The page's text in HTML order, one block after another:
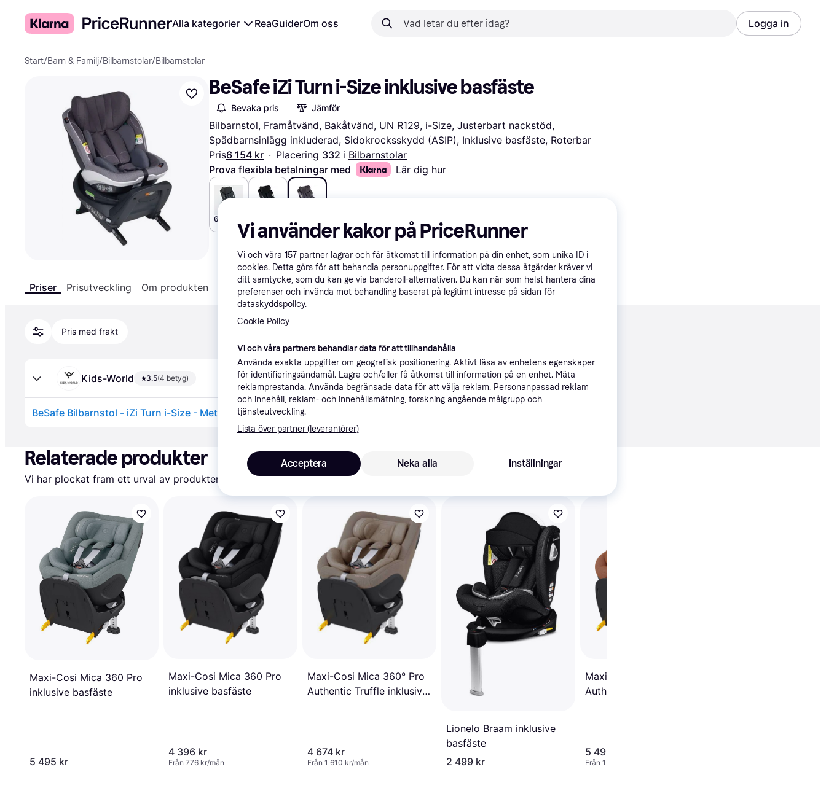
Alla kategorier ReaGuiderOm oss Logga in
Start/Barn & Familj/Bilbarnstolar/Bilbarnstolar
BeSafe iZi Turn i-Size inklusive basfäste
Bevaka pris Jämför
Bilbarnstol, Framåtvänd, Bakåtvänd, UN R129, i-Size, Justerbart nackstöd,
Spädbarnsinlägg inkluderad, Sidokrocksskydd (ASIP), Inklusive basfäste, Roterbar
Pris6 154 kr · Placering 332 i Bilbarnstolar
Prova flexibla betalningar med
Lär dig hur
6 377 kr
Priser Prisutveckling Om produkten Specifikationer
Pris med frakt
Kids-World 3.5(4 betyg)
Relaterade produkter
Vi har plockat fram ett urval av produkter som kanske skulle intressera dig.
Maxi-Cosi Mica 360 Pro
inklusive basfäste
5 495 kr
Maxi-Cosi Mica 360 Pro
inklusive basfäste
4 396 kr
Från 776 kr/mån
Maxi-Cosi Mica 360° Pro
Authentic Truffle inklusive
4 674 kr
Från 1 610 kr/mån
Lionelo Braam inklusive
basfäste
2 499 kr
Maxi-Cosi Mica 360 Pro
Authentic Terra inklusive
5 499 kr
Från 1 894 kr/mån
Vi använder kakor på PriceRunner
Vi och våra 157 partner lagrar och får åtkomst till information på din enhet, som unika ID i
cookies. Detta görs för att behandla personuppgifter. För att vidta dessa åtgärder kräver vi
ditt samtycke, som du kan ge via banderoll-alternativen. Du kan när som helst hantera dina
preferenser och invända mot behandling baserat på legitimt intresse på sidan för
dataskyddspolicy.
Cookie Policy
Vi och våra partners behandlar data för att tillhandahålla
Använda exakta uppgifter om geografisk positionering. Aktivt läsa av enhetens egenskaper
för identifieringsändamål. Lagra och/eller få åtkomst till information på en enhet. Mäta
reklamprestanda. Använda begränsade data för att välja reklam. Personanpassad reklam
och innehåll, reklam- och innehållsmätning, forskning angående målgrupp och
tjänsteutveckling.
Lista över partner (leverantörer)
Neka alla
Acceptera Inställningar